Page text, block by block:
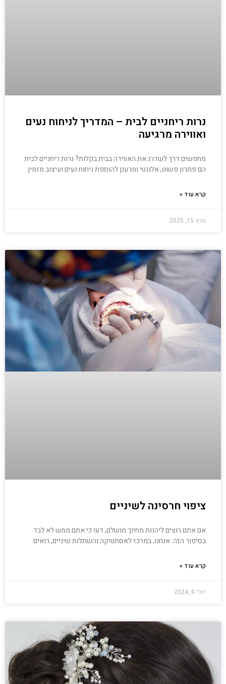
נרות ריחניים לבית – המדריך לניחוח נעים
ואווירה מרגיעה
מחפשים דרך לשדרג את האווירה בבית בקלות? נרות ריחניים לבית
הם פתרון פשוט, אלגנטי ומרענן להוספת ניחוח נעים ועיצוב מזמין.
קרא עוד »
מרץ 15, 2025
ציפוי חרסינה לשיניים
אם אתם רוצים ליהנות מחיוך מושלם, דעו כי אתם ממש לא לבד
בסיפור הזה. אנחנו, במרכז לאסתטיקה והשתלות שיניים, רואים
קרא עוד »
יולי 9, 2024